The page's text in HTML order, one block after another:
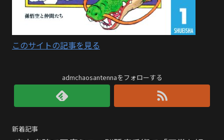
このサイトの記事を見る
admchaosantennaをフォローする
新着記事